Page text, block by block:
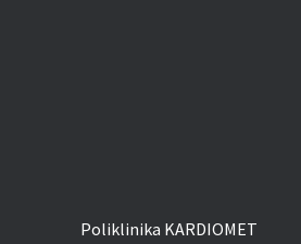
Poliklinika KARDIOMET